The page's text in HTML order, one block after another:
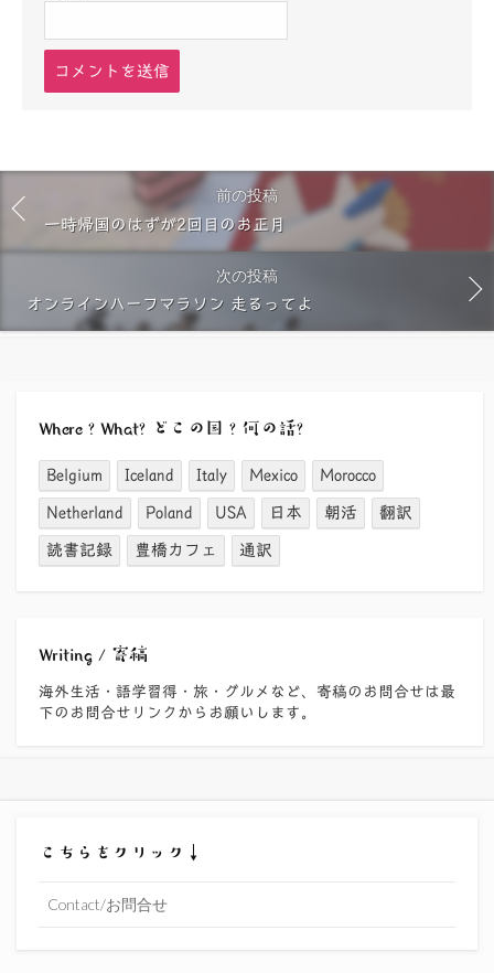
る
前の投稿
一時帰国のはずが2回目のお正月
次の投稿
オンラインハーフマラソン 走るってよ
Where ? What? どこの国 ? 何の話?
Belgium Iceland Italy Mexico Morocco
Netherland Poland USA 日本 朝活 翻訳
読書記録 豊橋カフェ 通訳
Writing / 寄稿
海外生活・語学習得・旅・グルメなど、寄稿のお問合せは最
下のお問合せリンクからお願いします。
こちらをクリック↓
Contact/お問合せ